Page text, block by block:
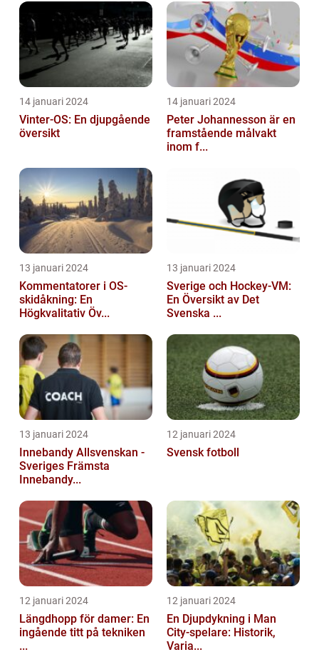
14 januari 2024
Vinter-OS: En djupgående
översikt
14 januari 2024
Peter Johannesson är en
framstående målvakt
inom f...
13 januari 2024
Kommentatorer i OS-
skidåkning: En
Högkvalitativ Öv...
13 januari 2024
Sverige och Hockey-VM:
En Översikt av Det
Svenska ...
13 januari 2024
Innebandy Allsvenskan -
Sveriges Främsta
Innebandy...
12 januari 2024
Svensk fotboll
12 januari 2024
Längdhopp för damer: En
ingående titt på tekniken
...
12 januari 2024
En Djupdykning i Man
City-spelare: Historik,
Varia...